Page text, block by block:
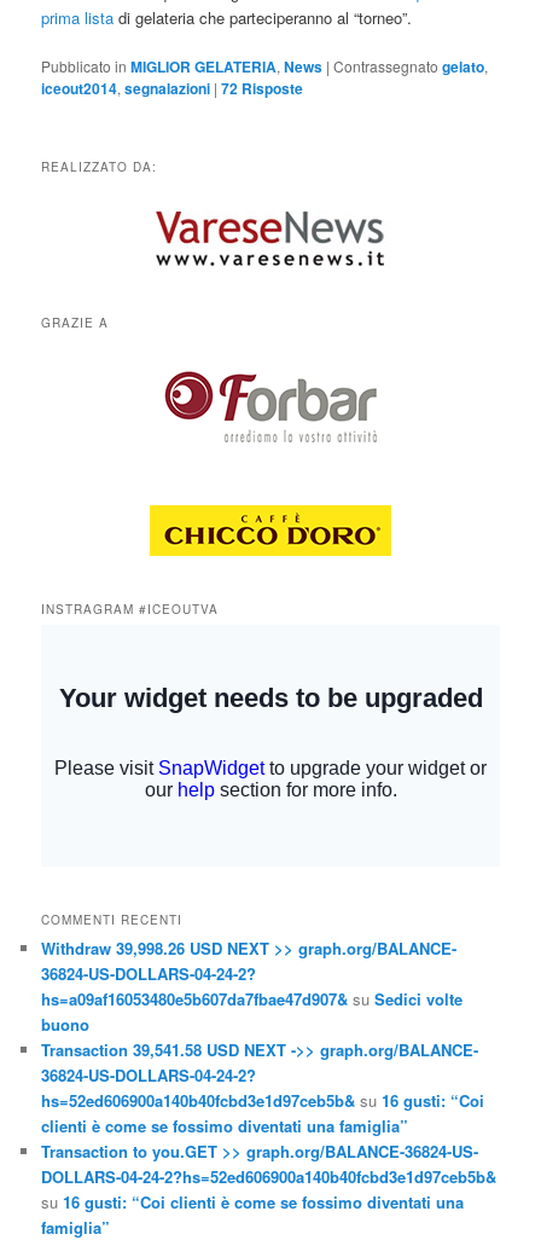
prima lista di gelateria che parteciperanno al “torneo”.
Pubblicato in MIGLIOR GELATERIA,News |Contrassegnato gelato,
iceout2014,segnalazioni |72 Risposte
REALIZZATO DA:
GRAZIE A
INSTRAGRAM #ICEOUTVA
COMMENTI RECENTI
Withdraw 39,998.26 USD NEXT >> graph.org/BALANCE-
36824-US-DOLLARS-04-24-2?
hs=a09af16053480e5b607da7fbae47d907& suSedici volte
buono
Transaction 39,541.58 USD NEXT ->> graph.org/BALANCE-
36824-US-DOLLARS-04-24-2?
hs=52ed606900a140b40fcbd3e1d97ceb5b& su16 gusti: “Coi
clienti è come se fossimo diventati una famiglia”
Transaction to you.GET >> graph.org/BALANCE-36824-US-
DOLLARS-04-24-2?hs=52ed606900a140b40fcbd3e1d97ceb5b&
su16 gusti: “Coi clienti è come se fossimo diventati una
famiglia”